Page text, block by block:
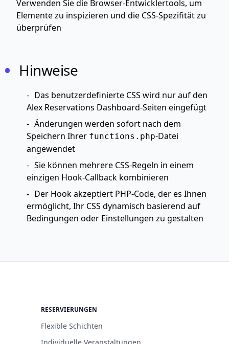
Verwenden Sie die Browser-Entwicklertools, um
Elemente zu inspizieren und die CSS-Spezifität zu
überprüfen
Hinweise
Das benutzerdefinierte CSS wird nur auf den
Alex Reservations Dashboard-Seiten eingefügt
Änderungen werden sofort nach dem
Speichern Ihrer functions.php-Datei
angewendet
Sie können mehrere CSS-Regeln in einem
einzigen Hook-Callback kombinieren
Der Hook akzeptiert PHP-Code, der es Ihnen
ermöglicht, Ihr CSS dynamisch basierend auf
Bedingungen oder Einstellungen zu gestalten
RESERVIERUNGEN
Flexible Schichten